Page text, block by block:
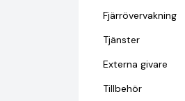
Fjärrövervakning
Tjänster
Externa givare
Tillbehör